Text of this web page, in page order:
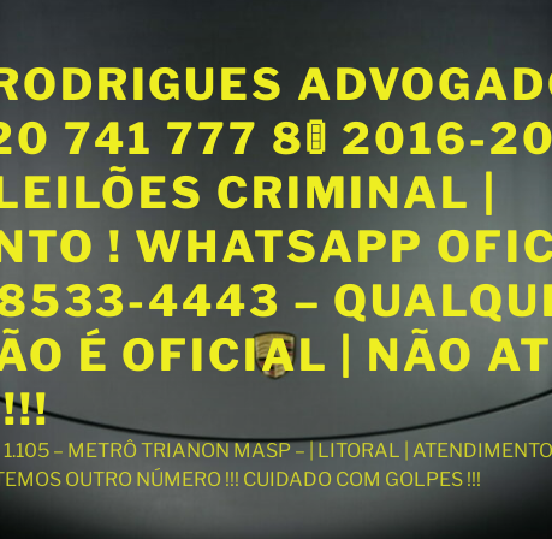
741 777 8🚦 2016-
CRIMINAL |
! WHATSAPP
4443 –
É OFICIAL | NÃO
– METRÔ TRIANON MASP – | LITORAL |
OUTRO NÚMERO !!! CUIDADO COM GOLPES !!!